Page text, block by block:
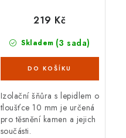
Skladem (3 sada)
219 Kč
Izolační šňůra s lepidlem o
tloušťce 10 mm je určená
pro těsnění kamen a jejich
součásti.